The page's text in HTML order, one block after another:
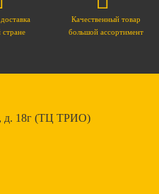
стране
Качественный товар
большой ассортимент
д. 18г (ТЦ ТРИО)